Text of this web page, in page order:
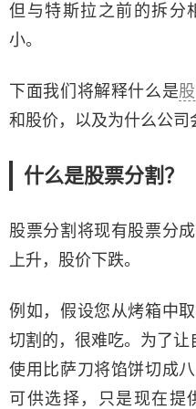
但与特斯拉之前的拆分
小。
下面我们将解释什么是
和股价，以及为什么公司
什么是股票分割？
股票分割将现有股票分
上升，股价下跌。
例如，假设您从烤箱中
切割的，很难吃。为了
使用比萨刀将馅饼切成
可供选择，只是现在提